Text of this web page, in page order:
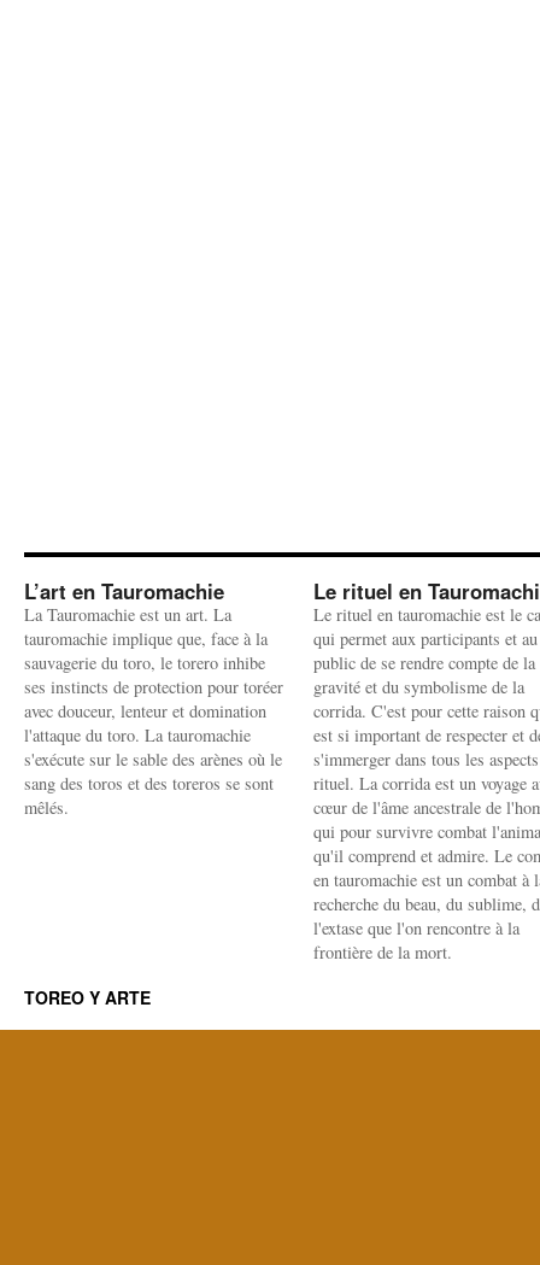
L’art en Tauromachie
La Tauromachie est un art. La
tauromachie implique que, face à la
sauvagerie du toro, le torero inhibe
ses instincts de protection pour toréer
avec douceur, lenteur et domination
l'attaque du toro. La tauromachie
s'exécute sur le sable des arènes où le
sang des toros et des toreros se sont
mêlés.
Le rituel en
Le rituel en tauromachie est le
qui permet aux participants et au
public de se rendre compte de la
gravité et du symbolisme de la
corrida. C'est pour cette raison
est si important de respecter et
s'immerger dans tous les
rituel. La corrida est un voyage
cœur de l'âme ancestrale de
qui pour survivre combat
qu'il comprend et admire. Le
en tauromachie est un combat à
recherche du beau, du sublime,
l'extase que l'on rencontre à la
frontière de la mort.
TOREO Y ARTE